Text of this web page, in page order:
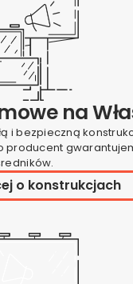
na
i bezpieczną
o konstrukcjach